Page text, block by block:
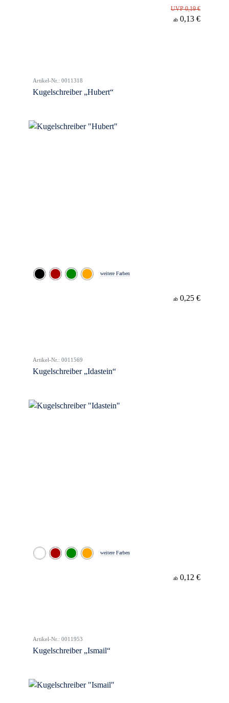
UVP 0,19 €
ab 0,13 €
Artikel-Nr.: 0011318
Kugelschreiber „Hubert“
weitere Farben
ab 0,25 €
Artikel-Nr.: 0011569
Kugelschreiber „Idastein“
weitere Farben
ab 0,12 €
Artikel-Nr.: 0011953
Kugelschreiber „Ismail“